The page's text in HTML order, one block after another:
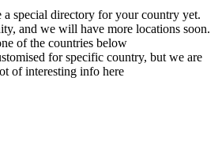
special directory for your country yet.
and we will have more locations soon.
of the countries below
for specific country, but we are
of interesting info here